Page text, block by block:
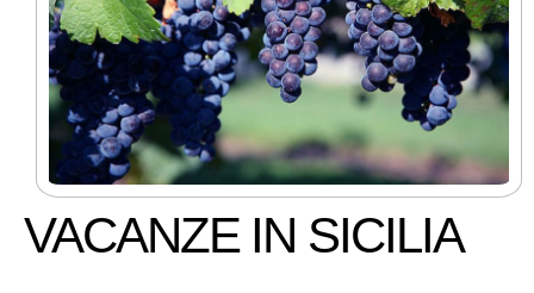
VACANZE IN SICILIA